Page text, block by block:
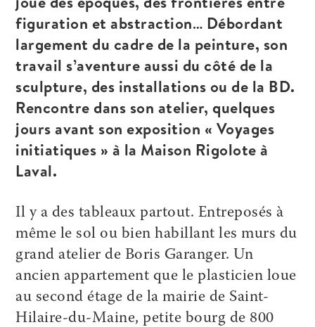
figuration et abstraction… Débordant
largement du cadre de la peinture, son
travail s’aventure aussi du côté de la
sculpture, des installations ou de la BD.
Rencontre dans son atelier, quelques
jours avant son exposition « Voyages
initiatiques » à la Maison Rigolote à
Laval.
Il y a des tableaux partout. Entreposés à
même le sol ou bien habillant les murs du
grand atelier de Boris Garanger. Un
ancien appartement que le plasticien loue
au second étage de la mairie de Saint-
Hilaire-du-Maine, petite bourg de 800